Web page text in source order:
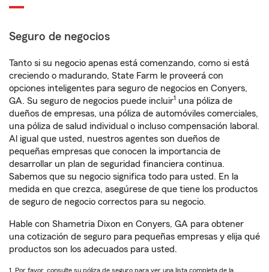
Seguro de negocios
Tanto si su negocio apenas está comenzando, como si está
creciendo o madurando, State Farm le proveerá con
opciones inteligentes para seguro de negocios en Conyers,
GA. Su seguro de negocios puede incluir1 una póliza de
dueños de empresas, una póliza de automóviles comerciales,
una póliza de salud individual o incluso compensación laboral.
Al igual que usted, nuestros agentes son dueños de
pequeñas empresas que conocen la importancia de
desarrollar un plan de seguridad financiera continua.
Sabemos que su negocio significa todo para usted. En la
medida en que crezca, asegúrese de que tiene los productos
de seguro de negocio correctos para su negocio.
Hable con Shametria Dixon en Conyers, GA para obtener
una cotización de seguro para pequeñas empresas y elija qué
productos son los adecuados para usted.
1. Por favor, consulte su póliza de seguro para ver una lista completa de la